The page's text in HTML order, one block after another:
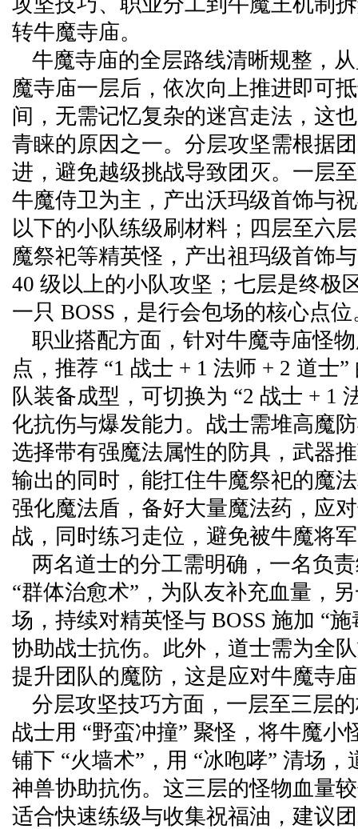
转牛魔寺庙。
牛魔寺庙的全层路线清晰规整，
魔寺庙一层后，依次向上推进即可
间，无需记忆复杂的迷宫走法，这
青睐的原因之一。分层攻坚需根据
进，避免越级挑战导致团灭。一层
牛魔侍卫为主，产出沃玛级首饰与
以下的小队练级刷材料；四层至六
魔祭祀等精英怪，产出祖玛级首饰
40 级以上的小队攻坚；七层是终极
一只 BOSS，是行会包场的核心点位
职业搭配方面，针对牛魔寺庙怪
点，推荐 “1 战士 + 1 法师 + 2 道士
队装备成型，可切换为 “2 战士 + 1
化抗伤与爆发能力。战士需堆高魔
选择带有强魔法属性的防具，武器
输出的同时，能扛住牛魔祭祀的魔
强化魔法盾，备好大量魔法药，应
战，同时练习走位，避免被牛魔将
两名道士的分工需明确，一名负
“群体治愈术”，为队友补充血量，
场，持续对精英怪与 BOSS 施加 “
协助战士抗伤。此外，道士需为全
提升团队的魔防，这是应对牛魔寺
分层攻坚技巧方面，一层至三层
战士用 “野蛮冲撞” 聚怪，将牛魔小
铺下 “火墙术”，用 “冰咆哮” 清场
神兽协助抗伤。这三层的怪物血量
适合快速练级与收集祝福油，建议